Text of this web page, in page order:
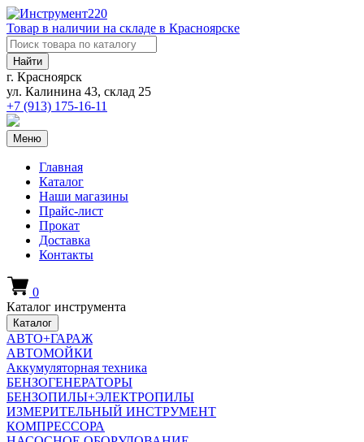
Товар в наличии на складе в Красноярске
Найти
г. Красноярск
ул. Калинина 43, склад 25
+7 (913) 175-16-11
Меню
Главная
Каталог
Наши магазины
Прайс-лист
Прокат
Доставка
Контакты
0
Каталог инструмента
Каталог
АВТО+ГАРАЖ
АВТОМОЙКИ
Аккумуляторная техника
БЕНЗОГЕНЕРАТОРЫ
БЕНЗОПИЛЫ+ЭЛЕКТРОПИЛЫ
ИЗМЕРИТЕЛЬНЫЙ ИНСТРУМЕНТ
КОМПРЕССОРА